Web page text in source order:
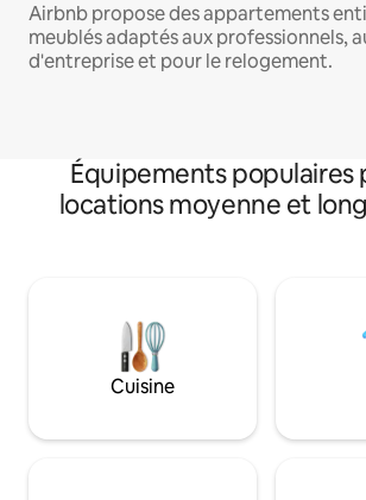
Airbnb propose des appartements
meublés adaptés aux professionnels,
d'entreprise et pour le relogement.
Équipements populaires
locations moyenne et
Cuisine